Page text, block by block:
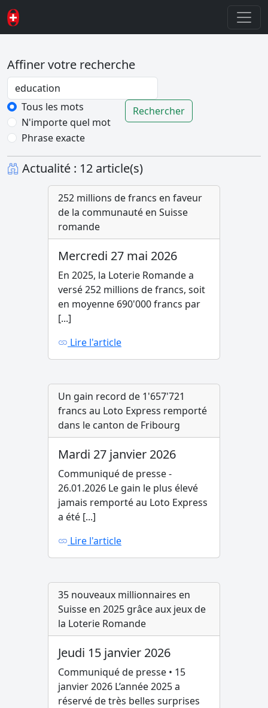
Affiner votre recherche
Password
Tous les mots
N'importe quel mot
Phrase exacte
Rechercher
Actualité : 12 article(s)
252 millions de francs en faveur
de la communauté en Suisse
romande
Mercredi 27 mai 2026
En 2025, la Loterie Romande a
versé 252 millions de francs, soit
en moyenne 690'000 francs par
[...]
Lire l'article
Un gain record de 1'657'721
francs au Loto Express remporté
dans le canton de Fribourg
Mardi 27 janvier 2026
Communiqué de presse -
26.01.2026 Le gain le plus élevé
jamais remporté au Loto Express
a été [...]
Lire l'article
35 nouveaux millionnaires en
Suisse en 2025 grâce aux jeux de
la Loterie Romande
Jeudi 15 janvier 2026
Communiqué de presse • 15
janvier 2026 L’année 2025 a
réservé de très belles surprises